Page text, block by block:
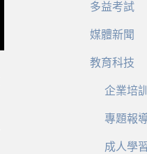
多益考試
媒體新聞
教育科技
企業培
專題報
成人學